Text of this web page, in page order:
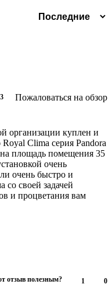
Пожаловаться на обзор
организации куплен и
Clima серия Pandora
площадь помещения 35
очень
очень быстро и
со своей задачей
и процветания вам
отзыв полезным? 1 0